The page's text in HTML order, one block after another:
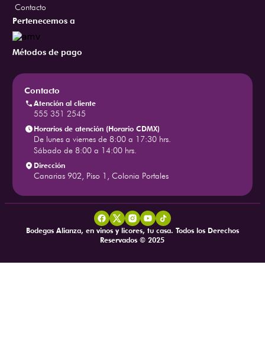
Contacto
Pertenecemos a
Métodos de pago
Contacto
Atención al cliente
555 351 2545
Horarios de atención (Horario CDMX)
De lunes a viernes de 8:00 a 17:30 hrs.
Sábado de 8:00 a 14:00 hrs.
Dirección
Canarias 902, Piso 1, Colonia Portales
Bodegas Alianza, en vinos y licores, tu casa. Todos los Derechos
Reservados © 2025